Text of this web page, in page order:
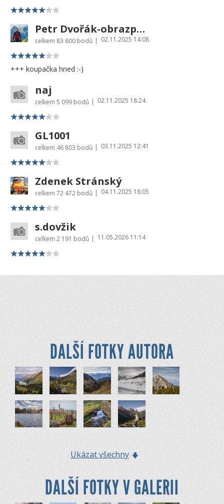
Petr Dvořák-obrazprovas.cz
celkem 83 800 bodů | 02.11.2025 14:08
+++ koupačka hned :-)
naj
celkem 5 099 bodů | 02.11.2025 18:24
GL1001
celkem 46 803 bodů | 03.11.2025 12:41
Zdenek Stránský
celkem 72 472 bodů | 04.11.2025 18:05
s.dovžik
celkem 2 191 bodů | 11.05.2026 11:14
DALŠÍ FOTKY AUTORA
Ukázat všechny
DALŠÍ FOTKY V GALERII